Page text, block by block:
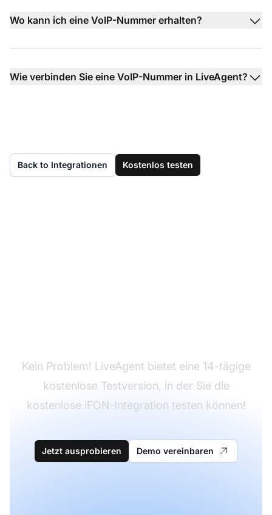
Wo kann ich eine VoIP-Nummer erhalten?
Wie verbinden Sie eine VoIP-Nummer in LiveAgent?
Back to Integrationen Kostenlos testen
Kein Problem! LiveAgent bietet eine 14-tägige
kostenlose Testversion, in der Sie die
kostenlose iFON-Integration testen können!
Jetzt ausprobieren Demo vereinbaren